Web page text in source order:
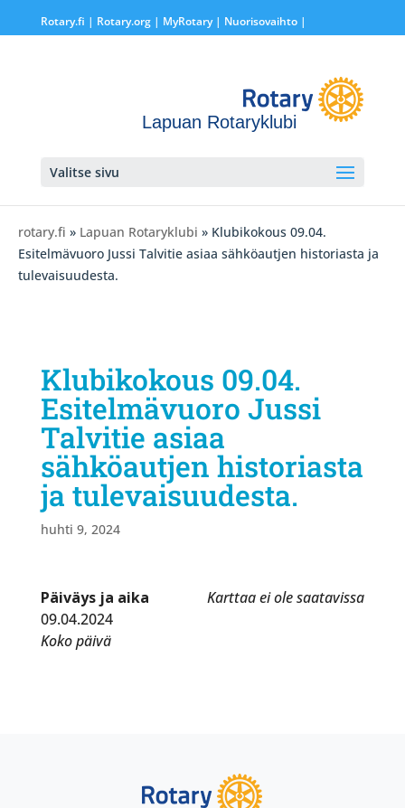
Rotary.fi | Rotary.org| MyRotary | Nuorisovaihto|
Lapuan Rotaryklubi
Valitse sivu
rotary.fi » Lapuan Rotaryklubi » Klubikokous 09.04.
Esitelmävuoro Jussi Talvitie asiaa sähköautjen historiasta ja
tulevaisuudesta.
Klubikokous 09.04.
Esitelmävuoro Jussi
Talvitie asiaa
sähköautjen historiasta
ja tulevaisuudesta.
huhti 9, 2024
Karttaa ei ole saatavissa
Päiväys ja aika
09.04.2024
Koko päivä